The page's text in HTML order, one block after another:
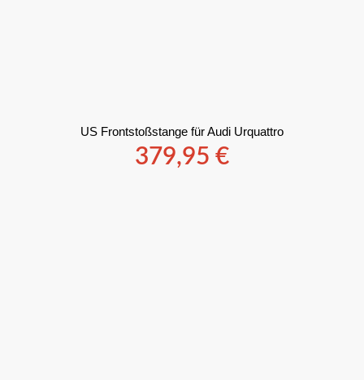
US Frontstoßstange für Audi Urquattro
379,95 €